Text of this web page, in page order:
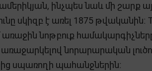
ինչպես նաև մի շարք
սկիզբ է առել 1875
նոթբուք համակարգիչները
նորարարական
սպառողի պահանջներին։